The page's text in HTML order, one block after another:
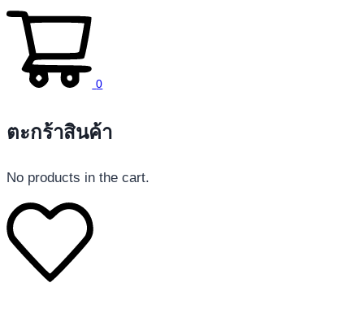
0
ตะกร้าสินค้า
No products in the cart.